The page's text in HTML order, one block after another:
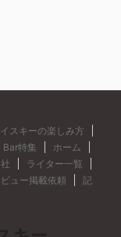
スキーの楽しみ方
Bar特集
ホーム
ライター一覧
ビュー掲載依頼
記